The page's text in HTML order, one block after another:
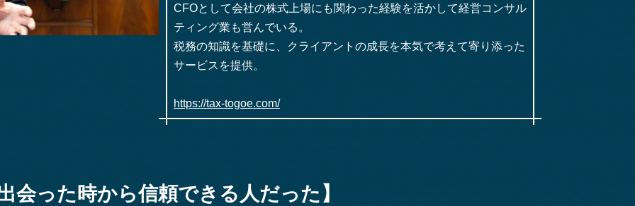
CFOとして会社の株式上場にも関わった経験を活かして経営コンサル
ティング業も営んでいる。
税務の知識を基礎に、クライアントの成長を本気で考えて寄り添った
サービスを提供。
https://tax-togoe.com/
会った時から信頼できる人だった】